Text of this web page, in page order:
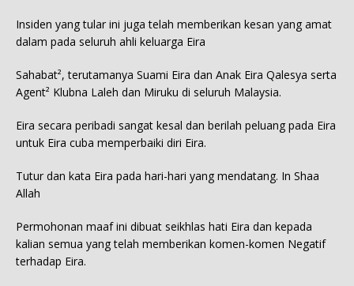
Insiden yang tular ini juga telah memberikan kesan yang amat
dalam pada seluruh ahli keluarga Eira
Sahabat², terutamanya Suami Eira dan Anak Eira Qalesya serta
Agent² Klubna Laleh dan Miruku di seluruh Malaysia.
Eira secara peribadi sangat kesal dan berilah peluang pada Eira
untuk Eira cuba memperbaiki diri Eira.
Tutur dan kata Eira pada hari-hari yang mendatang. In Shaa
Allah
Permohonan maaf ini dibuat seikhlas hati Eira dan kepada
kalian semua yang telah memberikan komen-komen Negatif
terhadap Eira.